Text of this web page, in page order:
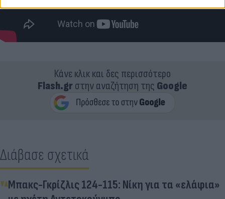
Κάνε κλικ και δες περισσότερο
Flash.grστην αναζήτηση της Google
Διάβασε σχετικά
Μπακς-Γκρίζλις 124-115: Νίκη για τα «ελάφια»